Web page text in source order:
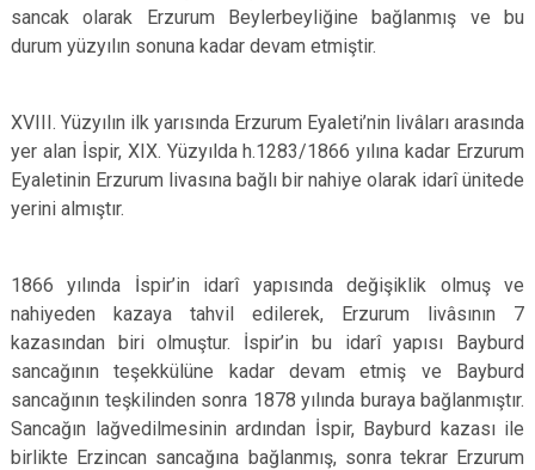
sancak olarak Erzurum Beylerbeyliğine bağlanmış ve bu
durum yüzyılın sonuna kadar devam etmiştir.
XVIII. Yüzyılın ilk yarısında Erzurum Eyaleti’nin livâları arasında
yer alan İspir, XIX. Yüzyılda h.1283/1866 yılına kadar Erzurum
Eyaletinin Erzurum livasına bağlı bir nahiye olarak idarî ünitede
yerini almıştır.
1866 yılında İspir’in idarî yapısında değişiklik olmuş ve
nahiyeden kazaya tahvil edilerek, Erzurum livâsının 7
kazasından biri olmuştur. İspir’in bu idarî yapısı Bayburd
sancağının teşekkülüne kadar devam etmiş ve Bayburd
sancağının teşkilinden sonra 1878 yılında buraya bağlanmıştır.
Sancağın lağvedilmesinin ardından İspir, Bayburd kazası ile
birlikte Erzincan sancağına bağlanmış, sonra tekrar Erzurum